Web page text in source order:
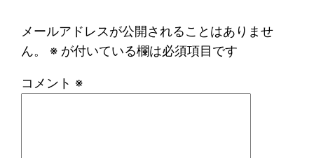
メールアドレスが公開されることはありませ
ん。
※ が付いている欄は必須項目です
コメント ※